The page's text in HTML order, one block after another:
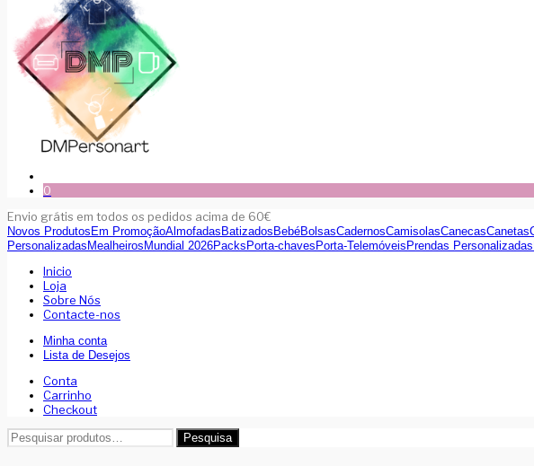
0
Envio grátis em todos os pedidos acima de 60€
Novos Produtos Em PromoçãoAlmofadas Batizados BebéBolsasCadernosCamisolasCanecasCanetas
Personalizadas Mealheiros Mundial 2026Packs Porta-chaves Porta-Telemóveis Prendas Personalizadas
Inicio
Loja
Sobre Nós
Contacte-nos
Minha conta
Lista de Desejos
Conta
Carrinho
Checkout
Pesquisar
por:
Pesquisa